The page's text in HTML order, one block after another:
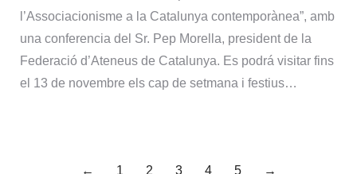
l’Associacionisme a la Catalunya contemporànea”, amb
una conferencia del Sr. Pep Morella, president de la
Federació d’Ateneus de Catalunya. Es podrá visitar fins
el 13 de novembre els cap de setmana i festius…
← 1 2 3 4 5 →